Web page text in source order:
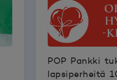
POP Pankki
lapsiperheitä